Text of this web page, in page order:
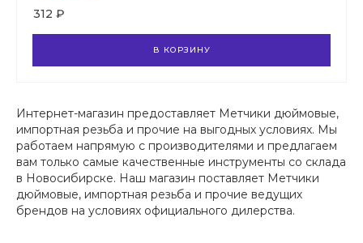
312 ₽
В КОРЗИНУ
Интернет-магазин предоставляет Метчики дюймовые,
импортная резьба и прочие на выгодных условиях. Мы
работаем напрямую с производителями и предлагаем
вам только самые качественные инструменты со склада
в Новосибирске. Наш магазин поставляет Метчики
дюймовые, импортная резьба и прочие ведущих
брендов на условиях официального дилерства.